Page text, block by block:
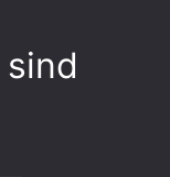
sind